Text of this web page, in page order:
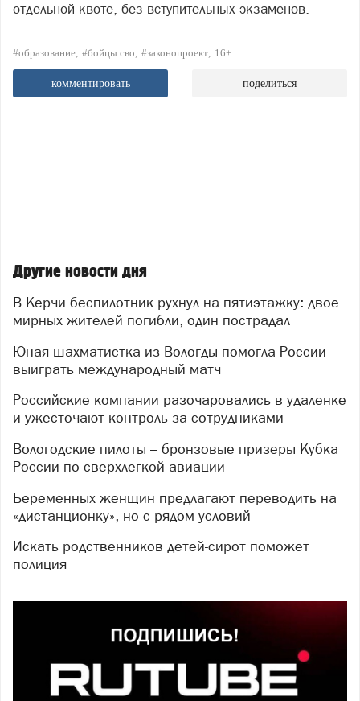
отдельной квоте, без вступительных экзаменов.
#образование #бойцы сво #законопроект 16+
комментировать поделиться
Другие новости дня
В Керчи беспилотник рухнул на пятиэтажку: двое
мирных жителей погибли, один пострадал
Юная шахматистка из Вологды помогла России
выиграть международный матч
Российские компании разочаровались в удаленке
и ужесточают контроль за сотрудниками
Вологодские пилоты – бронзовые призеры Кубка
России по сверхлегкой авиации
Беременных женщин предлагают переводить на
«дистанционку», но с рядом условий
Искать родственников детей-сирот поможет
полиция